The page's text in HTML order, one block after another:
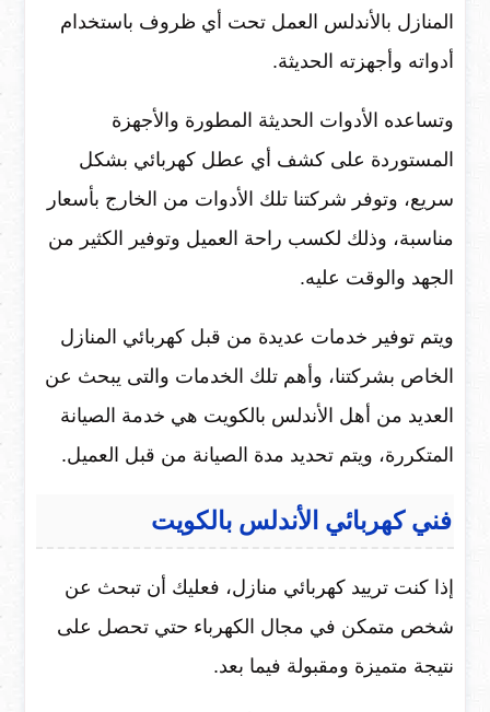
المنازل بالأندلس العمل تحت أي ظروف باستخدام
أدواته وأجهزته الحديثة.
وتساعده الأدوات الحديثة المطورة والأجهزة
المستوردة على كشف أي عطل كهربائي بشكل
سريع، وتوفر شركتنا تلك الأدوات من الخارج بأسعار
مناسبة، وذلك لكسب راحة العميل وتوفير الكثير من
الجهد والوقت عليه.
ويتم توفير خدمات عديدة من قبل كهربائي المنازل
الخاص بشركتنا، وأهم تلك الخدمات والتى يبحث عن
العديد من أهل الأندلس بالكويت هي خدمة الصيانة
المتكررة، ويتم تحديد مدة الصيانة من قبل العميل.
فني كهربائي الأندلس بالكويت
إذا كنت ترييد كهربائي منازل، فعليك أن تبحث عن
شخص متمكن في مجال الكهرباء حتي تحصل على
نتيجة متميزة ومقبولة فيما بعد.